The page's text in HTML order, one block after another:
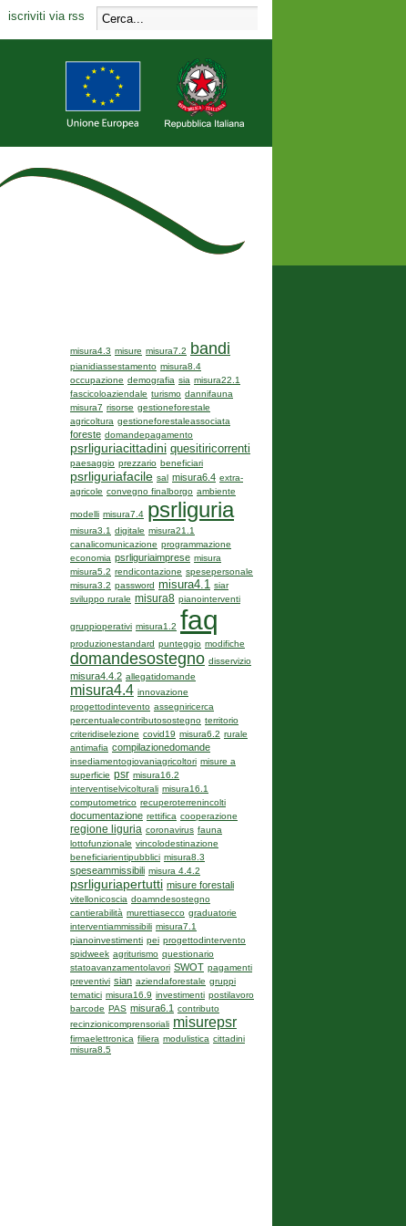
iscriviti via rss
misura4.3 misure misura7.2 bandi
pianidiassestamento misura8.4
occupazione demografia sia misura22.1
fascicoloaziendale turismo dannifauna
misura7 risorse gestioneforestale
agricoltura gestioneforestaleassociata
foreste domandepagamento
psrliguriacittadini quesitiricorrenti
paesaggio prezzario beneficiari
psrliguriafacile sal misura6.4 extra-
agricole convegno finalborgo ambiente
modelli misura7.4 psrliguria
misura3.1 digitale misura21.1
canalicomunicazione programmazione
economia psrliguriaimprese misura
misura5.2 rendicontazione spesepersonale
misura3.2 password misura4.1 siar
sviluppo rurale misura8 pianointerventi
gruppioperativi misura1.2 faq
produzionestandard punteggio modifiche
domandesostegno disservizio
misura4.4.2 allegatidomande
misura4.4 innovazione
progettodintevento assegniricerca
percentualecontributosostegno territorio
criteridiselezione covid19 misura6.2 rurale
antimafia compilazionedomande
insediamentogiovaniagricoltori misure a
superficie psr misura16.2
interventiselvicolturali misura16.1
computometrico recuperoterrenincolti
documentazione rettifica cooperazione
regione liguria coronavirus fauna
lottofunzionale vincolodestinazione
beneficiarientipubblici misura8.3
speseammissibili misura 4.4.2
psrliguriapertutti misure forestali
vitellonicoscia doamndesostegno
cantierabilità murettiasecco graduatorie
interventiammissibili misura7.1
pianoinvestimenti pei progettodintervento
spidweek agriturismo questionario
statoavanzamentolavori SWOT pagamenti
preventivi sian aziendaforestale gruppi
tematici misura16.9 investimenti postilavoro
barcode PAS misura6.1 contributo
recinzionicomprensoriali misurepsr
firmaelettronica filiera modulistica cittadini
misura8.5